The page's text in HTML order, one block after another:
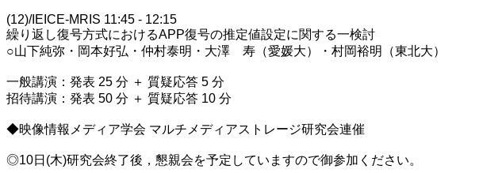
(12)/IEICE-MRIS 11:45 - 12:15
繰り返し復号方式におけるAPP復号の推定値設定に関する一検討
○山下純弥・岡本好弘・仲村泰明・大澤 寿（愛媛大）・村岡裕明（東北大）
一般講演：発表 25 分 ＋ 質疑応答 5 分
招待講演：発表 50 分 ＋ 質疑応答 10 分
◆映像情報メディア学会 マルチメディアストレージ研究会連催
◎10日(木)研究会終了後，懇親会を予定していますので御参加ください。